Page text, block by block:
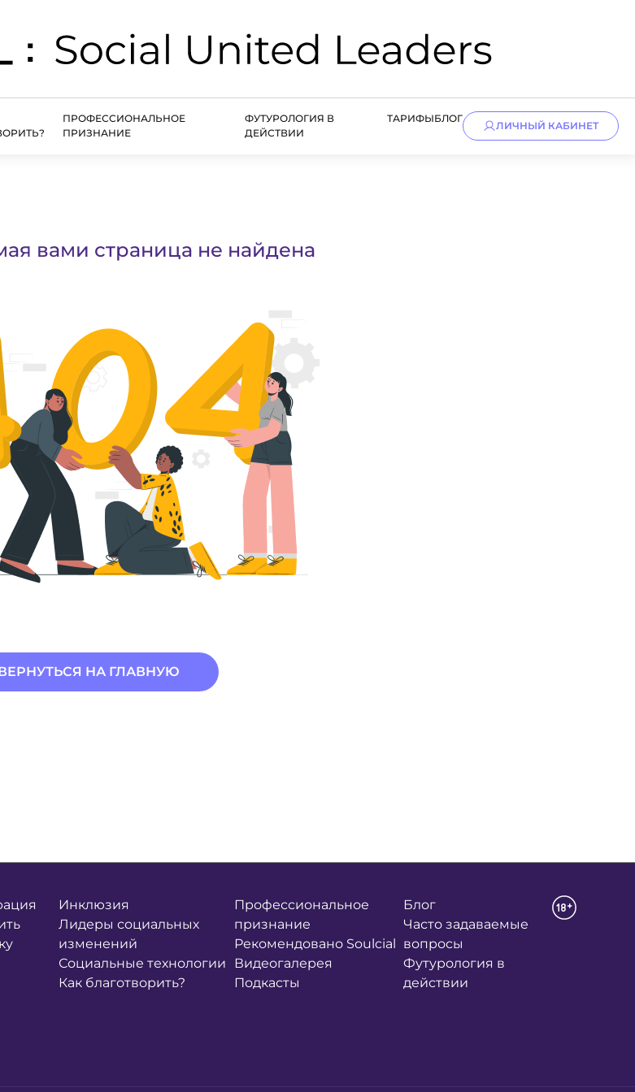
ПРОФЕССИОНАЛЬНОЕ
ПРИЗНАНИЕ
ФУТУРОЛОГИЯ В
ДЕЙСТВИИ
ТАРИФЫБЛОГ
ЛИЧНЫЙ КАБИНЕТ
вами страница не найдена
НА ГЛАВНУЮ
Инклюзия
Лидеры социальных
изменений
Социальные технологии
Как благотворить?
Профессиональное
признание
Рекомендовано Soulcial
Видеогалерея
Подкасты
Блог
Часто задаваемые
вопросы
Футурология в
действии